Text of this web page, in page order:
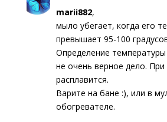
marii882,
мыло убегает, когда его
превышает 95-100
Определение
не очень верное дело.
расплавится.
Варите на бане :), или в
обогревателе.